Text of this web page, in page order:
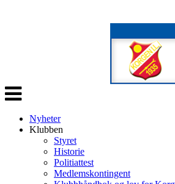
Veksle
navigasjon
Nyheter
Klubben
Styret
Historie
Politiattest
Medlemskontingent